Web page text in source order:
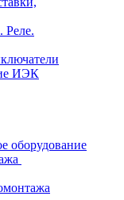
Реле.
ИЭК
оборудование